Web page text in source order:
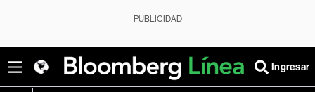
PUBLICIDAD
Ingresar